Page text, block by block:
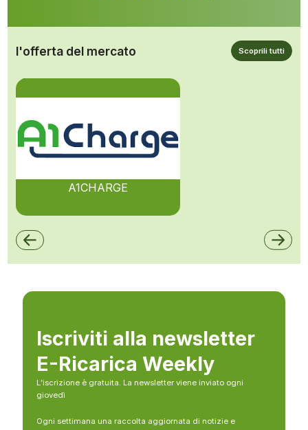
l'offerta del mercato Scoprili tutti
A1CHARGE
Iscriviti alla newsletter
E-Ricarica Weekly
L’iscrizione è gratuita. La newsletter viene inviato ogni
giovedì
Ogni settimana una raccolta aggiornata di notizie e